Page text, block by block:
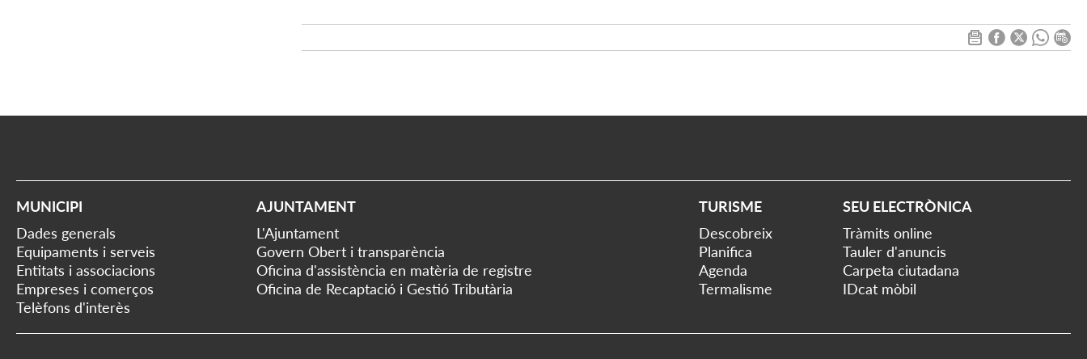
MUNICIPI
Dades generals
Equipaments i serveis
Entitats i associacions
Empreses i comerços
Telèfons d'interès
AJUNTAMENT
L'Ajuntament
Govern Obert i transparència
Oficina d'assistència en matèria de registre
Oficina de Recaptació i Gestió Tributària
TURISME
Descobreix
Planifica
Agenda
Termalisme
SEU ELECTRÒNICA
Tràmits online
Tauler d'anuncis
Carpeta ciutadana
IDcat mòbil